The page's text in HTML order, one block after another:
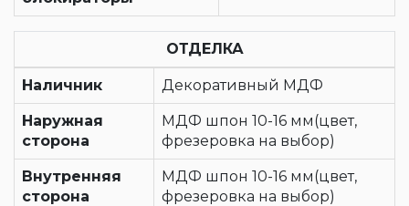
ОТДЕЛКА
Наличник Декоративный МДФ
Наружная
сторона
МДФ шпон 10-16 мм(цвет,
фрезеровка на выбор)
Внутренняя
сторона
МДФ шпон 10-16 мм(цвет,
фрезеровка на выбор)